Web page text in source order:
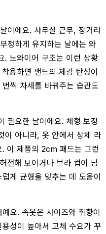
이에요. 사무실 근무, 장거리
정하게 유지하는 날에는 와
. 노와이어 구조는 이런 상황
용하면 밴드의 체감 탄성이
씩 자세를 바꿔주는 습관도
필요한 날이에요. 체형 보정
이 아니라, 옷 안에서 상체 라
이 제품의 2cm 패드는 그런
전해 보이거나 브라 컵이 남
게 균형을 맞추는 데 도움이
요. 속옷은 사이즈와 취향이
성이 높아서 교체 수요가 꾸